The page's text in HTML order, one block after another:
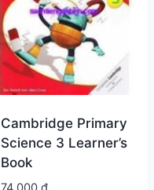
Cambridge Primary
Science 3 Learner’s
Book